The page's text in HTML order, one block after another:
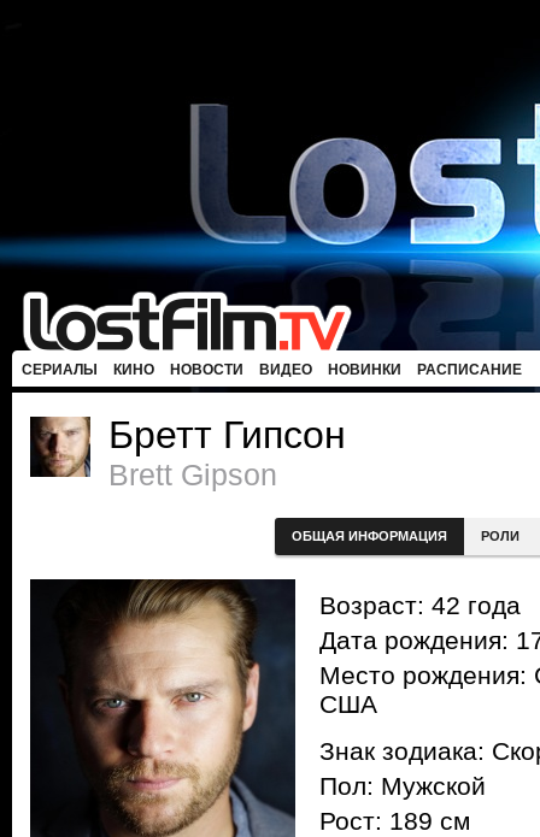
СЕРИАЛЫ КИНО НОВОСТИ ВИДЕО НОВИНКИ РАСПИСАНИЕ
Бретт Гипсон
Brett Gipson
ОБЩАЯ ИНФОРМАЦИЯ РОЛИ
Возраст: 42 года
Дата рождения:
Место рождения:
США
Знак зодиака:
Пол: Мужской
Рост: 189 см